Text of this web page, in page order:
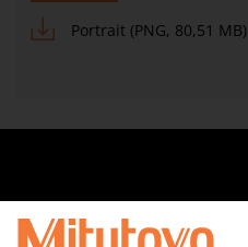
Portrait (PNG, 80,51 MB)
Quick Links